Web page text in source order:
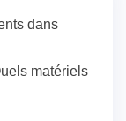
dans
matériels